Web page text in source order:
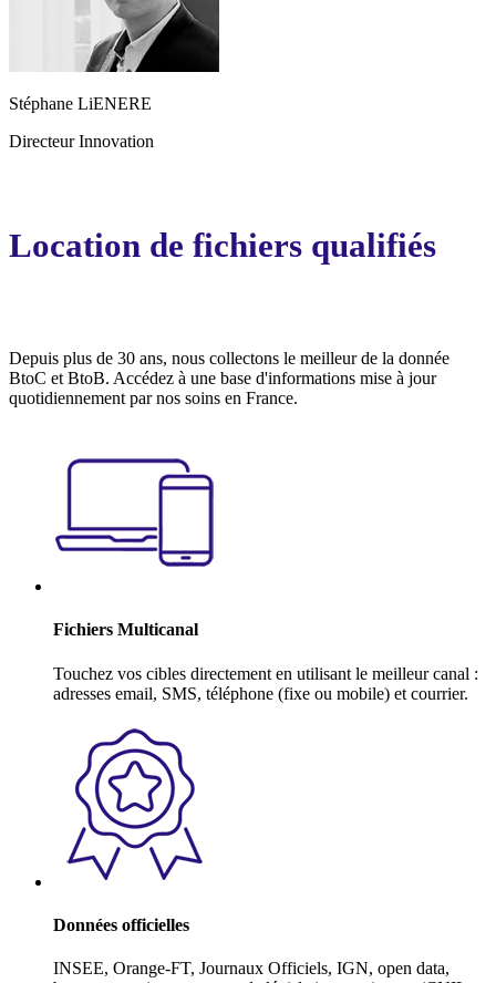
Stéphane LiENERE
Directeur Innovation
Location de fichiers qualifiés
Depuis plus de 30 ans, nous collectons le meilleur de la donnée
BtoC et BtoB. Accédez à une base d'informations mise à jour
quotidiennement par nos soins en France.
Fichiers Multicanal
Touchez vos cibles directement en utilisant le meilleur canal :
adresses email, SMS, téléphone (fixe ou mobile) et courrier.
Données officielles
INSEE, Orange-FT, Journaux Officiels, IGN, open data,